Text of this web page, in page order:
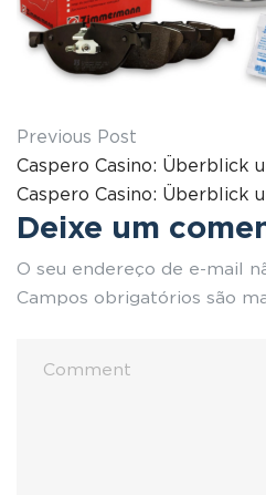
Previous Post
Caspero Casino: Überblick
Caspero Casino: Überblick
Deixe um
O seu endereço de e-mail
Campos obrigatórios são